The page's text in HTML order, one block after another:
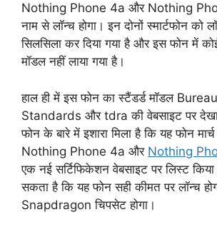
Nothing Phone 4a और Nothing
नाम से लॉन्च होगा। इन दोनों स्मार्टफोन को
सिलसिला कर दिया गया है और इस फोन में
मॉडल नहीं लाया गया है।
हाल ही में इस फोन का स्टैंडर्ड मॉडल
Standards और tdra की वेबसाइट पर
फोन के बारे में इशारा मिला है कि यह फोन मार्च
Nothing Phone 4a और Nothing
एक नई सर्टिफिकेशन वेबसाइट पर लिस्ट
सकता है कि यह फोन सही कीमत पर लॉन्च
Snapdragon चिपसेट होगा।